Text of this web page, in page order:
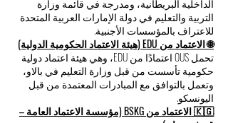
التربية والتعليم في دولة الإمارات العربية المتحدة
للاعتراف بالمؤسسات الأجنبية.
🌐 الاعتماد من EDU (هيئة الاعتماد الحكومية الدولية)
تحمل OUS اعتمادًا من EDU، وهي هيئة اعتماد دولية
حكومية تأسست من قبل وزارة التعليم في بالاو،
وتعمل بالتوافق مع المبادرات المعتمدة من قبل
اليونسكو.
🇰🇬 الاعتماد من BSKG (مؤسسة الاعتماد العامة –